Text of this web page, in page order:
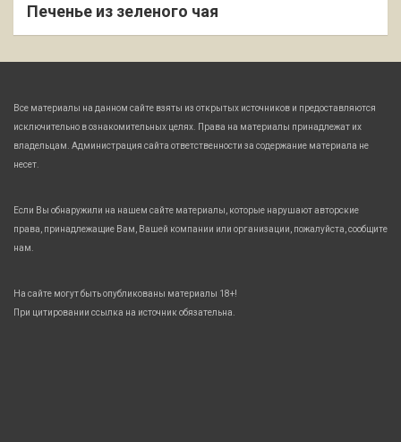
Печенье из зеленого чая
Все материалы на данном сайте взяты из открытых источников и предоставляются
исключительно в ознакомительных целях. Права на материалы принадлежат их
владельцам. Администрация сайта ответственности за содержание материала не
несет.
Если Вы обнаружили на нашем сайте материалы, которые нарушают авторские
права, принадлежащие Вам, Вашей компании или организации, пожалуйста, сообщите
нам.
На сайте могут быть опубликованы материалы 18+!
При цитировании ссылка на источник обязательна.